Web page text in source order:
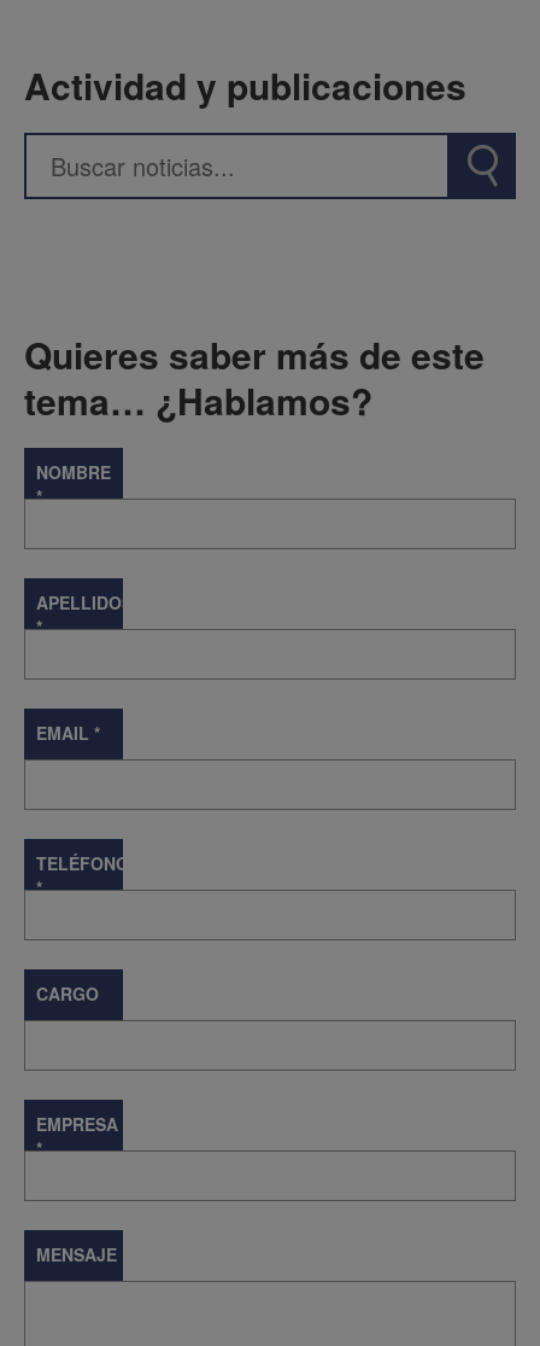
Actividad y publicaciones
Quieres saber más de este
tema… ¿Hablamos?
NOMBRE
*
APELLIDOS
*
EMAIL *
TELÉFONO
*
CARGO
EMPRESA
*
MENSAJE